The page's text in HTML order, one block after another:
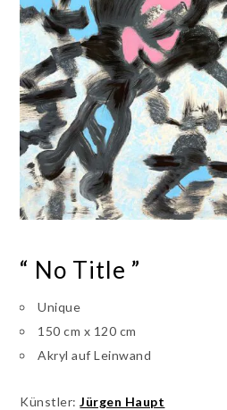
“ No Title ”
Unique
150 cm x 120 cm
Akryl auf Leinwand
Künstler:Jürgen Haupt